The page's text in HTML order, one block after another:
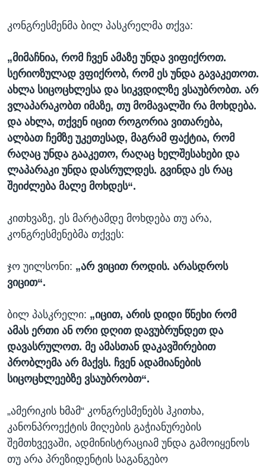
კონგრესმენმა ბილ პასკრელმა თქვა:
„მიმაჩნია, რომ ჩვენ ამაზე უნდა ვიფიქროთ.
სერიოზულად ვფიქრობ, რომ ეს უნდა გავაკეთოთ.
ახლა სიცოცხლესა და სიკვდილზე ვსაუბრობთ. არ
ვლაპარაკობთ იმაზე, თუ მომავალში რა მოხდება.
და ახლა, თქვენ იცით როგორია ვითარება,
ალბათ ჩემზე უკეთესად, მაგრამ ფაქტია, რომ
რაღაც უნდა გააკეთო, რაღაც ხელშესახები და
ლაპარაკი უნდა დასრულდეს. გვინდა ეს რაც
შეიძლება მალე მოხდეს“.
კითხვაზე, ეს მარტამდე მოხდება თუ არა,
კონგრესმენებმა თქვეს:
ჯო უილსონი: „არ ვიცით როდის. არასდროს
ვიცით“.
ბილ პასკრელი: „იცით, არის დიდი წნეხი რომ
ამას ერთი ან ორი დღით დავუბრუნდეთ და
დავასრულოთ. მე ამასთან დაკავშირებით
პრობლემა არ მაქვს. ჩვენ ადამიანების
სიცოცხლეებზე ვსაუბრობთ“.
„ამერიკის ხმამ“ კონგრესმენებს ჰკითხა,
კანონპროექტის მიღების გაჭიანურების
შემთხვევაში, ადმინისტრაციამ უნდა გამოიყენოს
თუ არა პრეზიდენტის საგანგებო